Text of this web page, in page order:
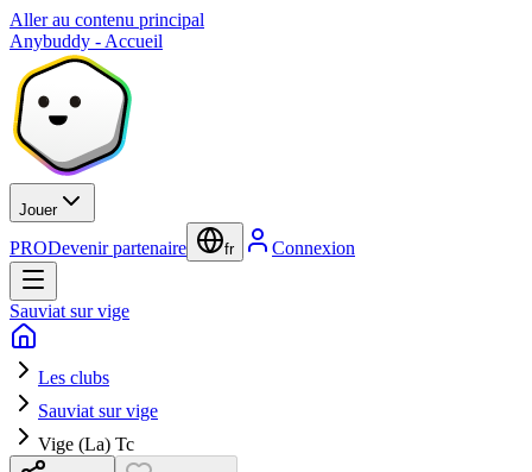
Aller au contenu principal
Anybuddy - Accueil
Jouer
PRODevenir partenaire fr Connexion
Sauviat sur vige
Les clubs
Sauviat sur vige
Vige (La) Tc